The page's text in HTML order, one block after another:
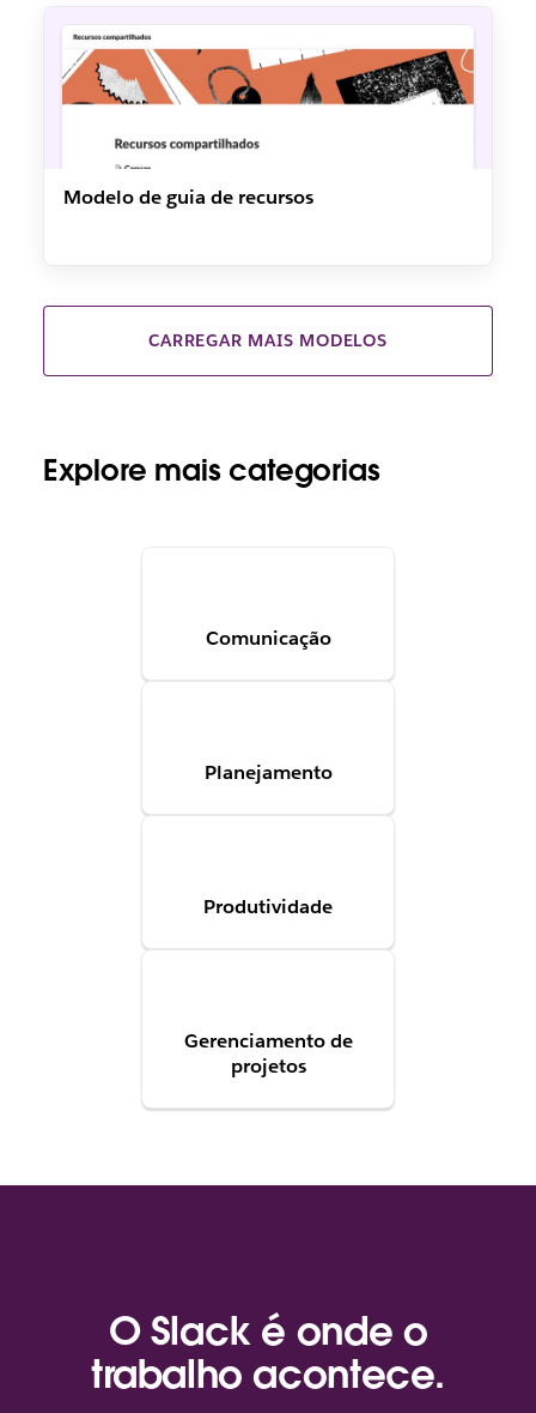
Modelo de guia de recursos
CARREGAR MAIS MODELOS
Explore mais categorias
Comunicação
Planejamento
Produtividade
Gerenciamento de
projetos
O Slack é onde o
trabalho acontece.